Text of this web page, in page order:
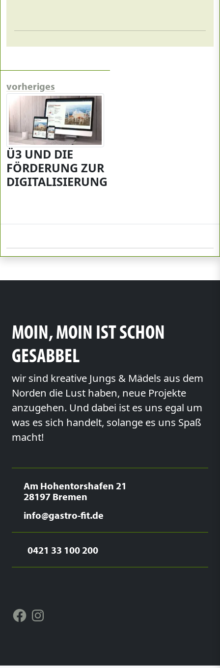
vorheriges
Ü3 UND DIE
FÖRDERUNG ZUR
DIGITALISIERUNG
MOIN, MOIN IST SCHON
GESABBEL
wir sind kreative Jungs & Mädels aus dem
Norden die Lust haben, neue Projekte
anzugehen. Und dabei ist es uns egal um
was es sich handelt, solange es uns Spaß
macht!
Am Hohentorshafen 21
28197 Bremen
info@gastro-fit.de
0421 33 100 200
FacebookInstagram